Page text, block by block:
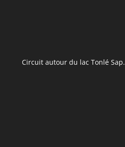
Circuit autour du lac Tonlé Sap.